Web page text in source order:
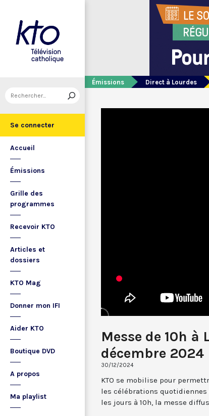
Se connecter
Accueil
Émissions
Grille des
programmes
Recevoir KTO
Articles et
dossiers
KTO Mag
Donner mon IFI
Aider KTO
Boutique DVD
A propos
Ma playlist
Émissions Direct à Lourdes
Messe de 10h à
décembre 2024
30/12/2024
KTO se mobilise pour
les célébrations quotidiennes
les jours à 10h, la messe